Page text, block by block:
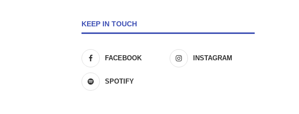
KEEP IN TOUCH
FACEBOOK INSTAGRAM
SPOTIFY